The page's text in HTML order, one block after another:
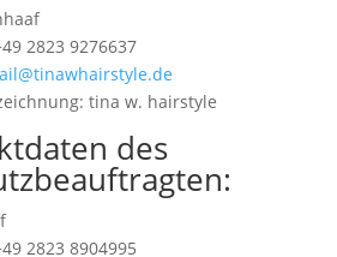
2823 9276637
tina w. hairstyle
des
2823 8904995